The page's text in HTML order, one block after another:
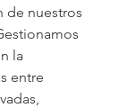
de nuestros
la
entre